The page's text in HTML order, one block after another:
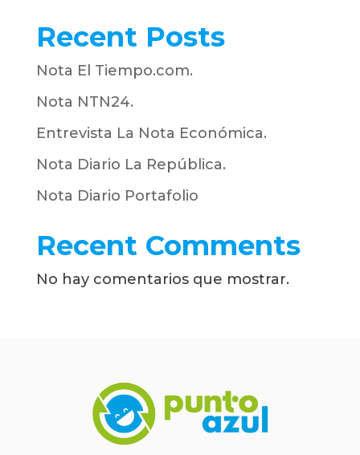
Recent Posts
Nota El Tiempo.com.
Nota NTN24.
Entrevista La Nota Económica.
Nota Diario La República.
Nota Diario Portafolio
Recent Comments
No hay comentarios que mostrar.